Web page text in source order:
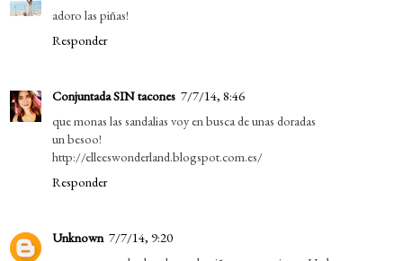
adoro las piñas!
Responder
Conjuntada SIN tacones 7/7/14, 8:46
que monas las sandalias voy en busca de unas doradas
un besoo!
http://elleeswonderland.blogspot.com.es/
Responder
Unknown 7/7/14, 9:20